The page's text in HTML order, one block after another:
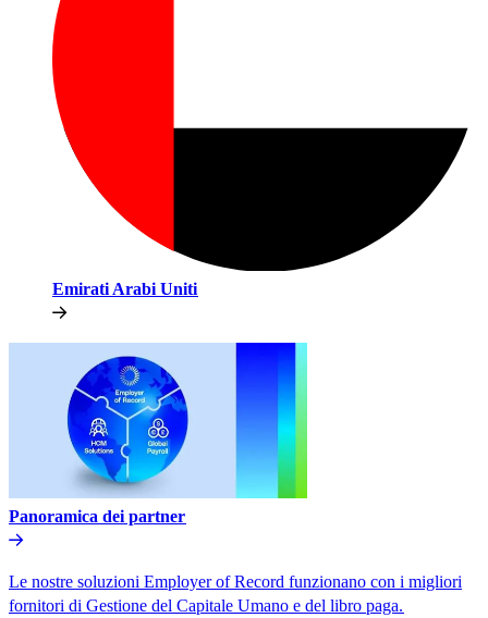
Emirati Arabi Uniti​​
Panoramica dei partner​​
Le nostre soluzioni Employer of Record funzionano con i migliori
fornitori di Gestione del Capitale Umano e del libro paga.​​